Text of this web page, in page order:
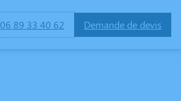
06 89 33 40 62 Demande de devis